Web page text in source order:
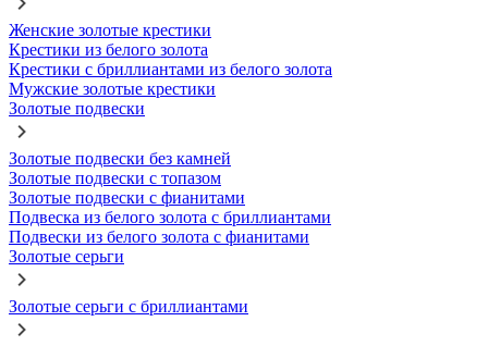
Женские золотые крестики
Крестики из белого золота
Крестики с бриллиантами из белого золота
Мужские золотые крестики
Золотые подвески
Золотые подвески без камней
Золотые подвески с топазом
Золотые подвески с фианитами
Подвеска из белого золота с бриллиантами
Подвески из белого золота с фианитами
Золотые серьги
Золотые серьги с бриллиантами